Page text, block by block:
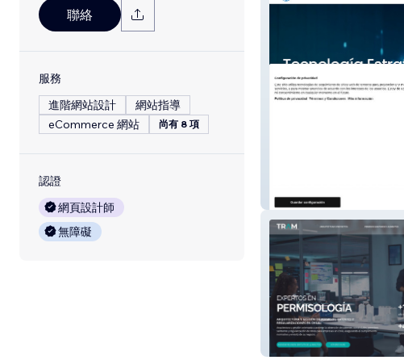
聯絡
服務
進階網站設計
網站指導
eCommerce 網站
尚有 8 項
認證
網頁設計師
無障礙
Prosal
TRAM